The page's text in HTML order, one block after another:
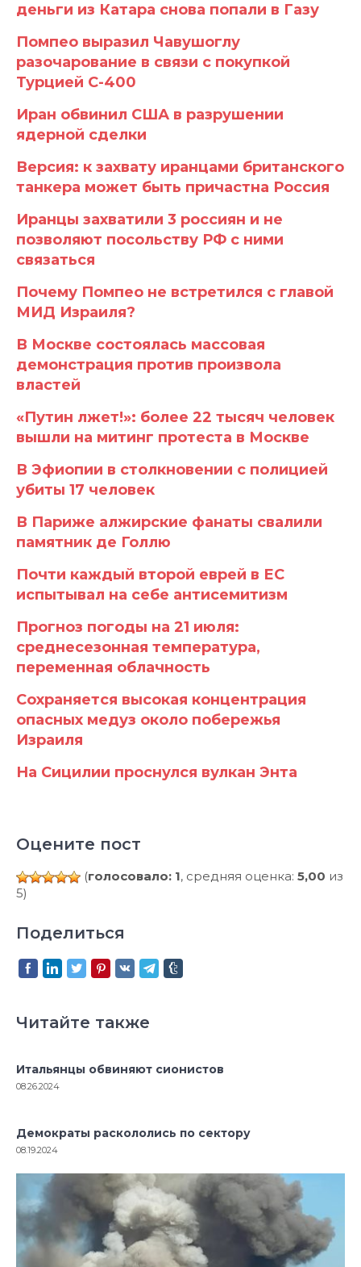
деньги из Катара снова попали в Газу
Помпео выразил Чавушоглу
разочарование в связи с покупкой
Турцией С-400
Иран обвинил США в разрушении
ядерной сделки
Версия: к захвату иранцами британского
танкера может быть причастна Россия
Иранцы захватили 3 россиян и не
позволяют посольству РФ с ними
связаться
Почему Помпео не встретился с главой
МИД Израиля?
В Москве состоялась массовая
демонстрация против произвола
властей
«Путин лжет!»: более 22 тысяч человек
вышли на митинг протеста в Москве
В Эфиопии в столкновении с полицией
убиты 17 человек
В Париже алжирские фанаты свалили
памятник де Голлю
Почти каждый второй еврей в ЕС
испытывал на себе антисемитизм
Прогноз погоды на 21 июля:
среднесезонная температура,
переменная облачность
Сохраняется высокая концентрация
опасных медуз около побережья
Израиля
На Сицилии проснулся вулкан Энта
Оцените пост
(голосовало: 1, средняя оценка: 5,00 из
5)
Поделиться
Читайте также
Итальянцы обвиняют сионистов
08.26.2024
Демократы раскололись по сектору
08.19.2024